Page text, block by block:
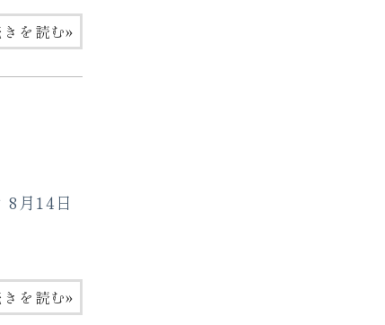
を読む»
月14日
を読む»